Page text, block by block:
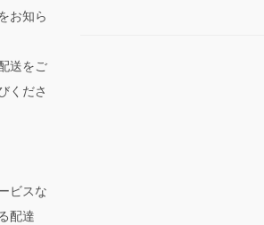
お知ら
送をご
くださ
ビスな
配達